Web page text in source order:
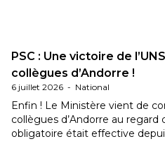
PSC : Une victoire de
collègues d’Andorre !
6 juillet 2026 - National
Enfin ! Le Ministère vient de
collègues d’Andorre au
obligatoire était effective